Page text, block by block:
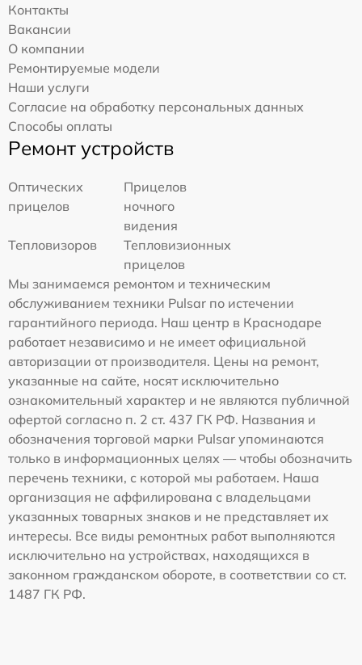
Контакты
Вакансии
О компании
Ремонтируемые модели
Наши услуги
Согласие на обработку персональных данных
Способы оплаты
Ремонт устройств
Оптических
прицелов
Прицелов
ночного
видения
Тепловизоров
Тепловизионных
прицелов
Мы занимаемся ремонтом и техническим
обслуживанием техники Pulsar по истечении
гарантийного периода. Наш центр в Краснодаре
работает независимо и не имеет официальной
авторизации от производителя. Цены на ремонт,
указанные на сайте, носят исключительно
ознакомительный характер и не являются публичной
офертой согласно п. 2 ст. 437 ГК РФ. Названия и
обозначения торговой марки Pulsar упоминаются
только в информационных целях — чтобы обозначить
перечень техники, с которой мы работаем. Наша
организация не аффилирована с владельцами
указанных товарных знаков и не представляет их
интересы. Все виды ремонтных работ выполняются
исключительно на устройствах, находящихся в
законном гражданском обороте, в соответствии со ст.
1487 ГК РФ.